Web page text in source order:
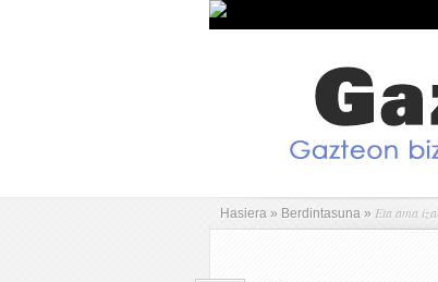
Hasiera » Berdintasuna » Eta ama